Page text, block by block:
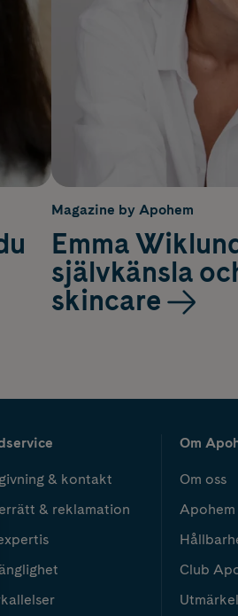
Magazine by Apohem
Emma
självkänsla
skincare
& kontakt
& reklamation
expertis
Om
Om oss
Club